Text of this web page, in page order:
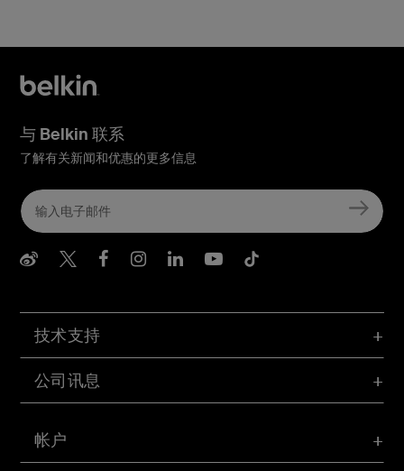
帐户
技术支持
公司讯息
与 Belkin 联系
了解有关新闻和优惠的更多信息
Belkin Weibo
Belkin Twitter
Belkin Facebook
Belkin Instagram
Belkin LInkedIn
Belkin Youtube
Belkin